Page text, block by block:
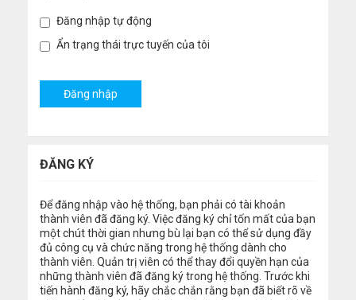
Đăng nhập tự động
Ẩn trạng thái trực tuyến của tôi
ĐĂNG KÝ
Để đăng nhập vào hệ thống, bạn phải có tài khoản
thành viên đã đăng ký. Việc đăng ký chỉ tốn mất của bạn
một chút thời gian nhưng bù lại bạn có thể sử dụng đầy
đủ công cụ và chức năng trong hệ thống dành cho
thành viên. Quản trị viên có thể thay đổi quyền hạn của
những thành viên đã đăng ký trong hệ thống. Trước khi
tiến hành đăng ký, hãy chắc chắn rằng bạn đã biết rõ về